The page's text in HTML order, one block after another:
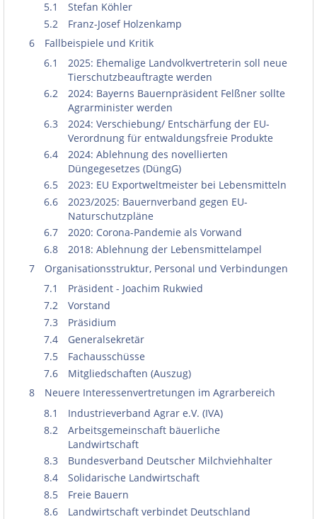
5.1
Stefan Köhler
5.2
Franz-Josef Holzenkamp
6
Fallbeispiele und Kritik
6.1
2025: Ehemalige Landvolkvertreterin soll neue
Tierschutzbeauftragte werden
6.2
2024: Bayerns Bauernpräsident Felßner sollte
Agrarminister werden
6.3
2024: Verschiebung/ Entschärfung der EU-
Verordnung für entwaldungsfreie Produkte
6.4
2024: Ablehnung des novellierten
Düngegesetzes (DüngG)
6.5
2023: EU Exportweltmeister bei Lebensmitteln
6.6
2023/2025: Bauernverband gegen EU-
Naturschutzpläne
6.7
2020: Corona-Pandemie als Vorwand
6.8
2018: Ablehnung der Lebensmittelampel
7
Organisationsstruktur, Personal und Verbindungen
7.1
Präsident - Joachim Rukwied
7.2
Vorstand
7.3
Präsidium
7.4
Generalsekretär
7.5
Fachausschüsse
7.6
Mitgliedschaften (Auszug)
8
Neuere Interessenvertretungen im Agrarbereich
8.1
Industrieverband Agrar e.V. (IVA)
8.2
Arbeitsgemeinschaft bäuerliche
Landwirtschaft
8.3
Bundesverband Deutscher Milchviehhalter
8.4
Solidarische Landwirtschaft
8.5
Freie Bauern
8.6
Landwirtschaft verbindet Deutschland